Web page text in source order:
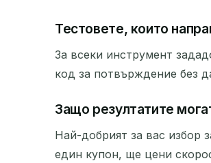
Тестовете, които
За всеки инструмент
код за потвърждение без
Защо резултатите
Най-добрият за вас избор
един купон, ще цени